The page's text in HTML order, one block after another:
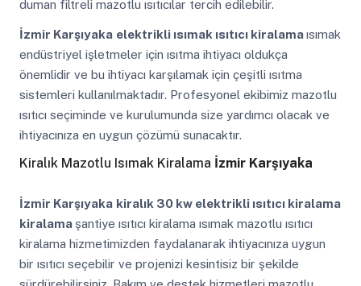
duman filtreli mazotlu ısıtıcılar tercih edilebilir.
İzmir Karşıyaka elektrikli ısımak ısıtıcı kiralamaısımak
endüstriyel işletmeler için ısıtma ihtiyacı oldukça
önemlidir ve bu ihtiyacı karşılamak için çeşitli ısıtma
sistemleri kullanılmaktadır. Profesyonel ekibimiz mazotlu
ısıtıcı seçiminde ve kurulumunda size yardımcı olacak ve
ihtiyacınıza en uygun çözümü sunacaktır.
Kiralık Mazotlu Isımak Kiralama İzmir Karşıyaka
İzmir Karşıyaka kiralık 30 kw elektrikli ısıtıcı kiralama
kiralama şantiye ısıtıcı kiralama ısımak mazotlu ısıtıcı
kiralama hizmetimizden faydalanarak ihtiyacınıza uygun
bir ısıtıcı seçebilir ve projenizi kesintisiz bir şekilde